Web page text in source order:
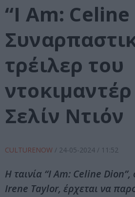
“I Am:
τρέιλερ του
Σελίν Ντιόν
CULTURENOW / 24-05-2024 / 11:52
Η ταινία “I Am: Celine
Irene Taylor, έρχεται να